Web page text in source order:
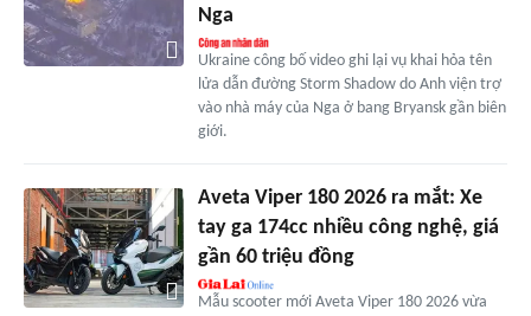
Nga
Ukraine công bố video ghi lại vụ khai hỏa tên
lửa dẫn đường Storm Shadow do Anh viện trợ
vào nhà máy của Nga ở bang Bryansk gần biên
giới.
Aveta Viper 180 2026 ra mắt: Xe
tay ga 174cc nhiều công nghệ, giá
gần 60 triệu đồng
Mẫu scooter mới Aveta Viper 180 2026 vừa